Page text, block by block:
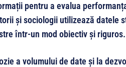
pentru a evalua
și sociologii utilizează datele
într-un mod obiectiv și riguros.
a volumului de date și la